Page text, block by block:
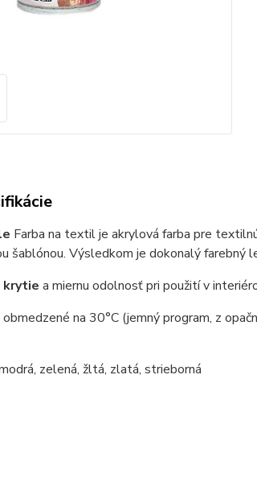
Farba na textil je akrylová farba pre
šablónou. Výsledkom je dokonalý farebný
krytie a miernu odolnosť pri použití v
na 30°C (jemný program, z
zelená, žltá, zlatá, strieborná